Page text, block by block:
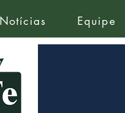
Notícias Equipe